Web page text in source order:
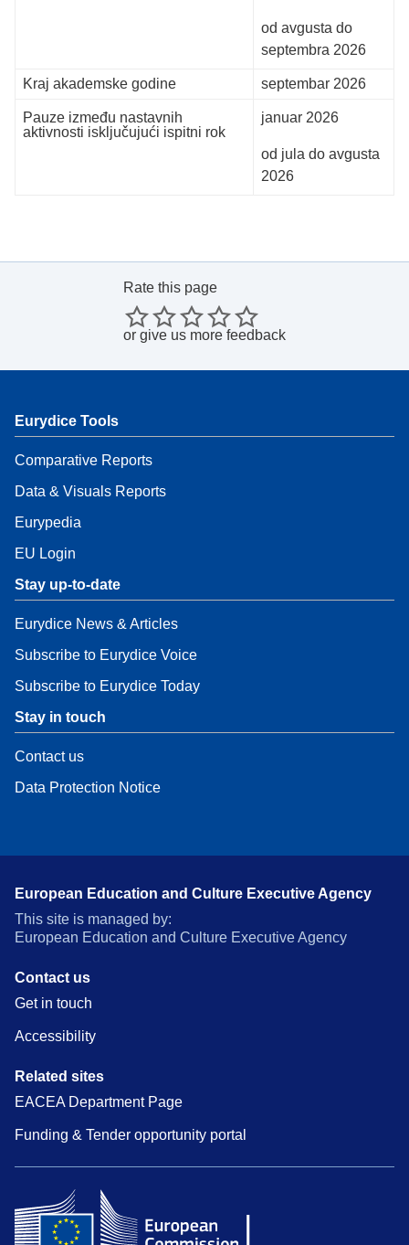
od avgusta do
septembra 2026
Kraj akademske godine septembar 2026
Pauze između nastavnih
aktivnosti isključujući ispitni rok
januar 2026
od jula do avgusta
2026
Rate this page
or give us more feedback
Eurydice Tools
Comparative Reports
Data & Visuals Reports
Eurypedia
EU Login
Stay up-to-date
Eurydice News & Articles
Subscribe to Eurydice Voice
Subscribe to Eurydice Today
Stay in touch
Contact us
Data Protection Notice
European Education and Culture Executive Agency
This site is managed by:
European Education and Culture Executive Agency
Contact us
Get in touch
Accessibility
Related sites
EACEA Department Page
Funding & Tender opportunity portal